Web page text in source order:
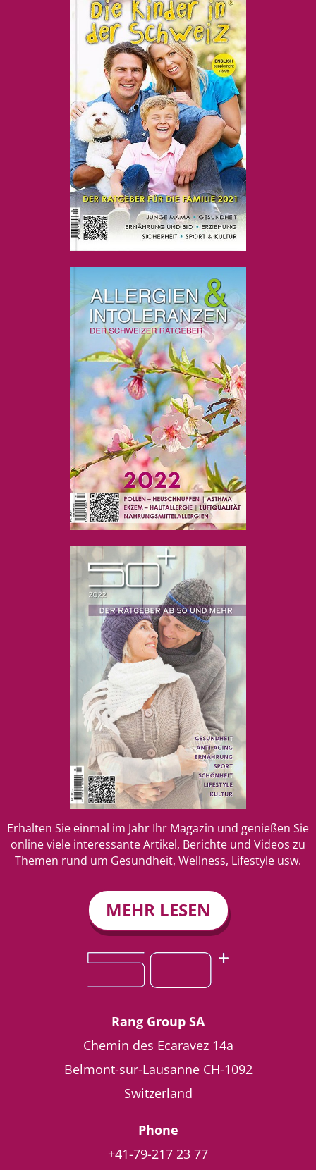
Erhalten Sie einmal im Jahr Ihr Magazin und genießen Sie
online viele interessante Artikel, Berichte und Videos zu
Themen rund um Gesundheit, Wellness, Lifestyle usw.
MEHR LESEN
Rang Group SA
Chemin des Ecaravez 14a
Belmont-sur-Lausanne CH-1092
Switzerland
Phone
+41-79-217 23 77